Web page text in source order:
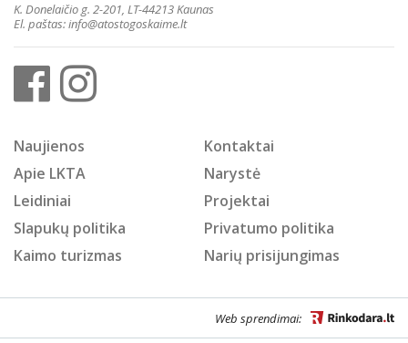
K. Donelaičio g. 2-201, LT-44213 Kaunas
El. paštas:info@atostogoskaime.lt
Naujienos
Kontaktai
Apie LKTA
Narystė
Leidiniai
Projektai
Slapukų politika
Privatumo politika
Kaimo turizmas
Narių prisijungimas
Web sprendimai: